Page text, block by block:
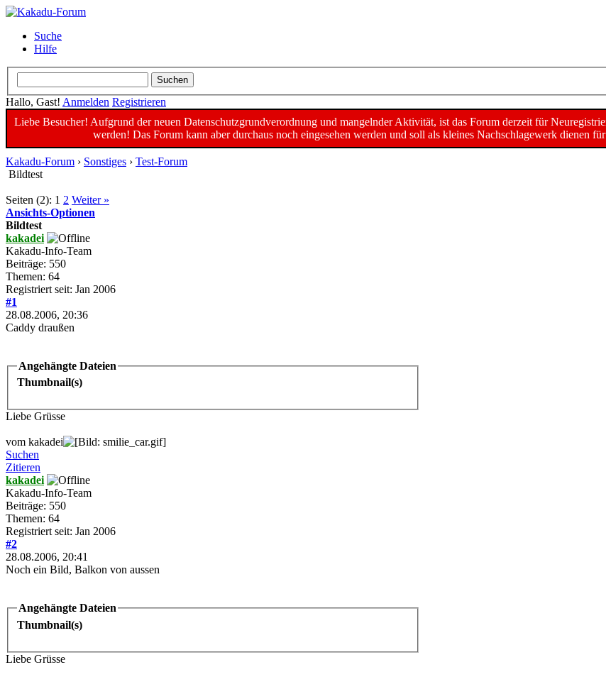
Suche
Hilfe
Hallo, Gast! Anmelden Registrieren
Liebe Besucher! Aufgrund der neuen Datenschutzgrundverordnung und mangelnder Aktivität, ist das Forum derzeit für
werden! Das Forum kann aber durchaus noch eingesehen werden und soll als kleines Nachschlagewerk dienen
Kakadu-Forum › Sonstiges › Test-Forum
Bildtest
Seiten (2): 1 2 Weiter »
Ansichts-Optionen
Bildtest
kakadei
Kakadu-Info-Team
Beiträge: 550
Themen: 64
Registriert seit: Jan 2006
#1
28.08.2006, 20:36
Caddy draußen
Angehängte Dateien
Thumbnail(s)
Liebe Grüsse
vom kakadei
Suchen
Zitieren
kakadei
Kakadu-Info-Team
Beiträge: 550
Themen: 64
Registriert seit: Jan 2006
#2
28.08.2006, 20:41
Noch ein Bild, Balkon von aussen
Angehängte Dateien
Thumbnail(s)
Liebe Grüsse